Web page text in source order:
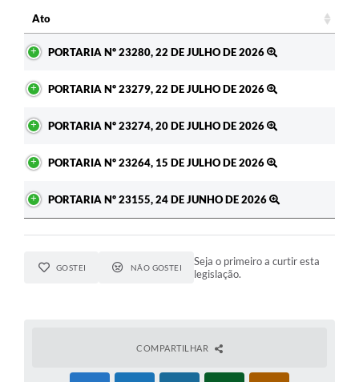
Ato
PORTARIA Nº 23280, 22 DE JULHO DE 2026
PORTARIA Nº 23279, 22 DE JULHO DE 2026
PORTARIA Nº 23274, 20 DE JULHO DE 2026
PORTARIA Nº 23264, 15 DE JULHO DE 2026
PORTARIA Nº 23155, 24 DE JUNHO DE 2026
GOSTEI NÃO GOSTEI
Seja o primeiro a curtir esta
legislação.
COMPARTILHAR